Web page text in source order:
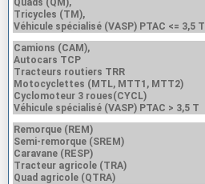
Quads (QM),
Tricycles (TM),
Véhicule spécialisé (VASP) PTAC <= 3,5 T
Camions (CAM),
Autocars TCP
Tracteurs routiers TRR
Motocyclettes (MTL, MTT1, MTT2)
Cyclomoteur 3 roues(CYCL)
Véhicule spécialisé (VASP) PTAC > 3,5 T
Remorque (REM)
Semi-remorque (SREM)
Caravane (RESP)
Tracteur agricole (TRA)
Quad agricole (QTRA)